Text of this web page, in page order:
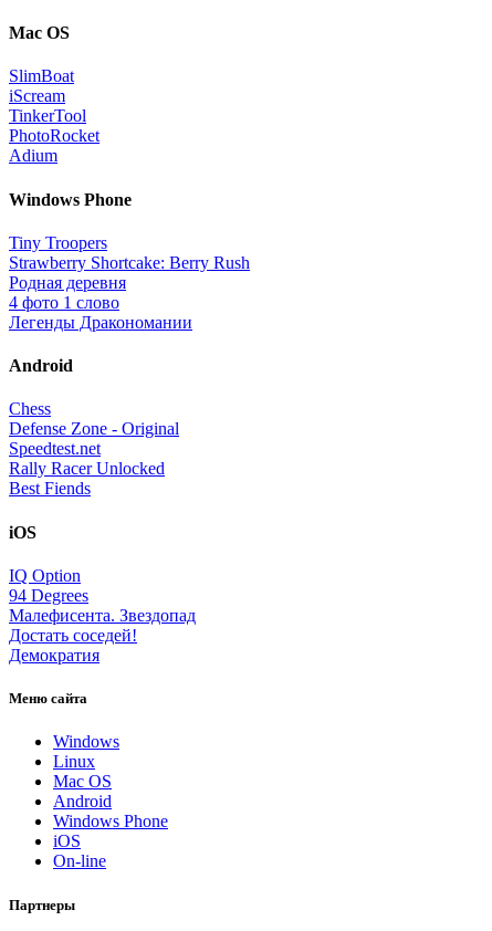
Mac OS
SlimBoat
iScream
TinkerTool
PhotoRocket
Adium
Windows Phone
Tiny Troopers
Strawberry Shortcake: Berry Rush
Родная деревня
4 фото 1 слово
Легенды Дракономании
Android
Chess
Defense Zone - Original
Speedtest.net
Rally Racer Unlocked
Best Fiends
iOS
IQ Option
94 Degrees
Малефисента. Звездопад
Достать соседей!
Демократия
Меню сайта
Windows
Linux
Mac OS
Android
Windows Phone
iOS
On-line
Партнеры